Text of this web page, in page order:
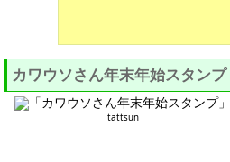
カワウソさん年末年始スタンプ
tattsun